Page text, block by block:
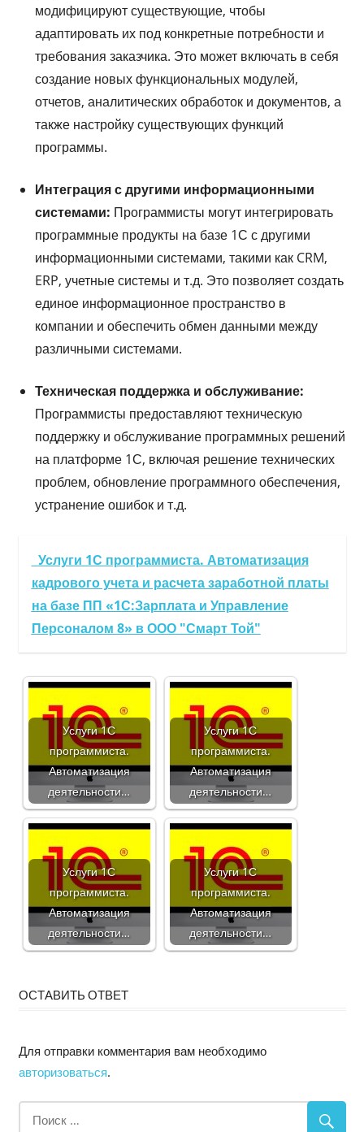
модифицируют существующие, чтобы
адаптировать их под конкретные потребности и
требования заказчика. Это может включать в себя
создание новых функциональных модулей,
отчетов, аналитических обработок и документов, а
также настройку существующих функций
программы.
Интеграция с другими информационными
системами: Программисты могут интегрировать
программные продукты на базе 1С с другими
информационными системами, такими как CRM,
ERP, учетные системы и т.д. Это позволяет создать
единое информационное пространство в
компании и обеспечить обмен данными между
различными системами.
Техническая поддержка и обслуживание:
Программисты предоставляют техническую
поддержку и обслуживание программных решений
на платформе 1С, включая решение технических
проблем, обновление программного обеспечения,
устранение ошибок и т.д.
Услуги 1С программиста. Автоматизация
кадрового учета и расчета заработной платы
на базе ПП «1С:Зарплата и Управление
Персоналом 8» в ООО "Смарт Той"
Услуги 1С
программиста.
Автоматизация
деятельности…
Услуги 1С
программиста.
Автоматизация
деятельности…
Услуги 1С
программиста.
Автоматизация
деятельности…
Услуги 1С
программиста.
Автоматизация
деятельности…
ОСТАВИТЬ ОТВЕТ
Для отправки комментария вам необходимо
авторизоваться.